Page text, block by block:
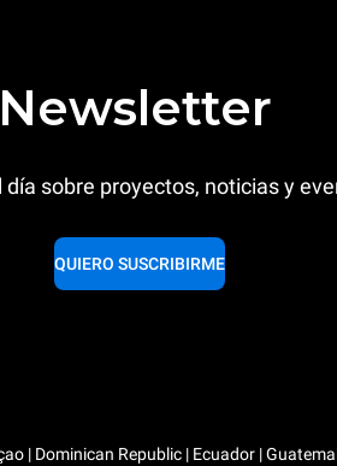
Newsletter
sobre proyectos, noticias y
QUIERO SUSCRIBIRME
| Dominican Republic | Ecuador |